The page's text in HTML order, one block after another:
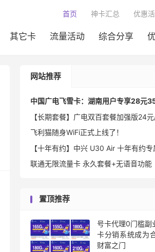
其它卡 流量活动 综合分享
首页 神卡汇总 优惠
网站推荐
中国广电飞雪卡：湖南用户专享28元350G+200
【长期套餐】广电双百套餐加强版24元/月：150G全国通用流量+150分钟通话+本地归属地+流
飞利猫随身WiFi正式上线了！
【十年有约】中兴 U30 Air 十年有约专属 送十年的免费
联通无限流量卡 永久套餐+无语音功能【云南、广西可发】（非物联
置顶推荐
号卡代理0门槛副
卡分销系统成为
财富之门